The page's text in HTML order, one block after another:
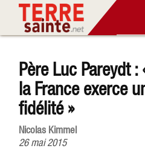
Père Luc Pareydt
la France exerce
fidélité »
Nicolas Kimmel
26 mai 2015